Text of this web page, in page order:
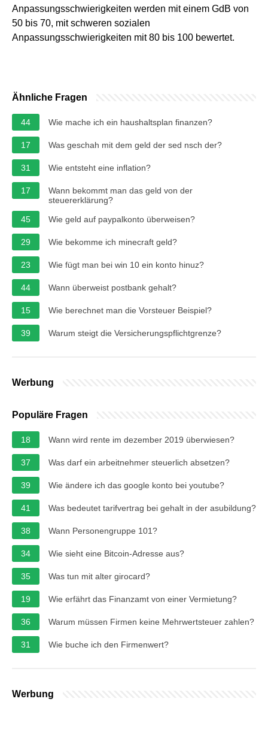
Anpassungsschwierigkeiten werden mit einem GdB von
50 bis 70, mit schweren sozialen
Anpassungsschwierigkeiten mit 80 bis 100 bewertet.
Ähnliche Fragen
44 Wie mache ich ein haushaltsplan finanzen?
17 Was geschah mit dem geld der sed nsch der?
31 Wie entsteht eine inflation?
17
Wann bekommt man das geld von der
steuererklärung?
45
Wie geld auf paypalkonto überweisen?
29 Wie bekomme ich minecraft geld?
23 Wie fügt man bei win 10 ein konto hinuz?
44 Wann überweist postbank gehalt?
15 Wie berechnet man die Vorsteuer Beispiel?
39 Warum steigt die Versicherungspflichtgrenze?
Werbung
Populäre Fragen
18 Wann wird rente im dezember 2019 überwiesen?
37 Was darf ein arbeitnehmer steuerlich absetzen?
39 Wie ändere ich das google konto bei youtube?
41 Was bedeutet tarifvertrag bei gehalt in der asubildung?
38 Wann Personengruppe 101?
34 Wie sieht eine Bitcoin-Adresse aus?
35 Was tun mit alter girocard?
19 Wie erfährt das Finanzamt von einer Vermietung?
36 Warum müssen Firmen keine Mehrwertsteuer zahlen?
31 Wie buche ich den Firmenwert?
Werbung